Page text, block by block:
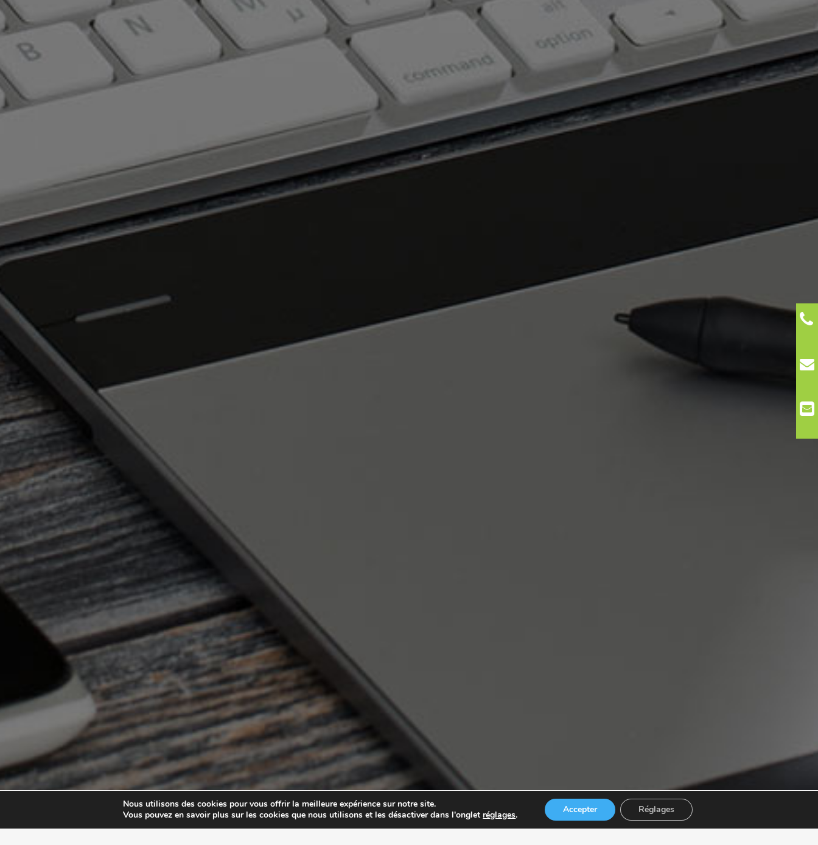
Nous utilisons des cookies pour vous offrir la meilleure expérience sur notre site.
Vous pouvez en savoir plus sur les cookies que nous utilisons et les désactiver dans l'onglet réglages. Accepter Réglages